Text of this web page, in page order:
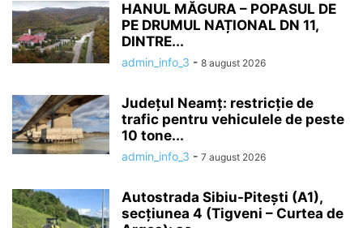
HANUL MĂGURA – POPASUL DE
PE DRUMUL NAȚIONAL DN 11,
DINTRE...
admin_info_3 - 8 august 2026
Județul Neamț: restricție de
trafic pentru vehiculele de peste
10 tone...
admin_info_3 - 7 august 2026
Autostrada Sibiu-Pitești (A1),
secțiunea 4 (Tigveni – Curtea de